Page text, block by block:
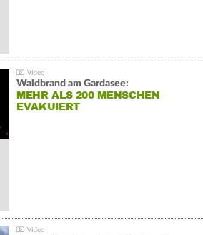
Waldbrand am Gardasee:
MEHR ALS 200 MENSCHEN
EVAKUIERT